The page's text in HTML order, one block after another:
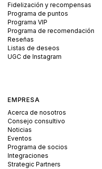
Fidelización y recompensas
Programa de puntos
Programa VIP
Programa de recomendación
Reseñas
Listas de deseos
UGC de Instagram
EMPRESA
Acerca de nosotros
Consejo consultivo
Noticias
Eventos
Programa de socios
Integraciones
Strategic Partners